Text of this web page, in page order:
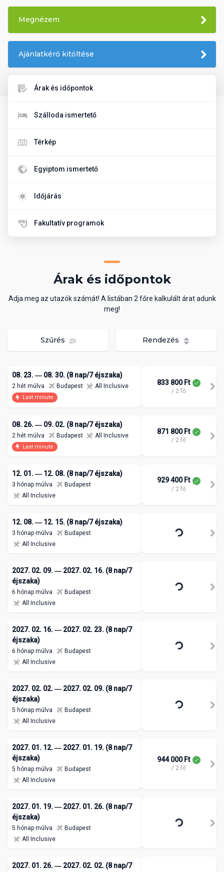
Megnézem
Ajánlatkérő kitöltése
Árak és időpontok
Szálloda ismertető
Térkép
Egyiptom ismertető
Időjárás
Fakultatív programok
Árak és időpontok
Adja meg az utazók számát! A listában 2 főre kalkulált árat adunk
meg!
Szűrés Rendezés
08. 23. ― 08. 30. (8 nap/7 éjszaka)
2 hét múlva Budapest All Inclusive
Last minute
833 800 Ft
/ 2 fő
08. 26. ― 09. 02. (8 nap/7 éjszaka)
2 hét múlva Budapest All Inclusive
Last minute
871 800 Ft
/ 2 fő
12. 01. ― 12. 08. (8 nap/7 éjszaka)
3 hónap múlva
Budapest
All Inclusive
929 400 Ft
/ 2 fő
12. 08. ― 12. 15. (8 nap/7 éjszaka)
3 hónap múlva
Budapest
All Inclusive
2027. 02. 09. ― 2027. 02. 16. (8 nap/7
éjszaka)
6 hónap múlva
Budapest
All Inclusive
2027. 02. 16. ― 2027. 02. 23. (8 nap/7
éjszaka)
6 hónap múlva
Budapest
All Inclusive
2027. 02. 02. ― 2027. 02. 09. (8 nap/7
éjszaka)
5 hónap múlva
Budapest
All Inclusive
2027. 01. 12. ― 2027. 01. 19. (8 nap/7
éjszaka)
5 hónap múlva
Budapest
All Inclusive
944 000 Ft
/ 2 fő
2027. 01. 19. ― 2027. 01. 26. (8 nap/7
éjszaka)
5 hónap múlva
Budapest
All Inclusive
2027. 01. 26. ― 2027. 02. 02. (8 nap/7